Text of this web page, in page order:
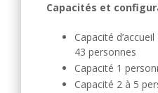
Capacités et
Capacité
43 personnes
Capacité 1
Capacité 2 à 5